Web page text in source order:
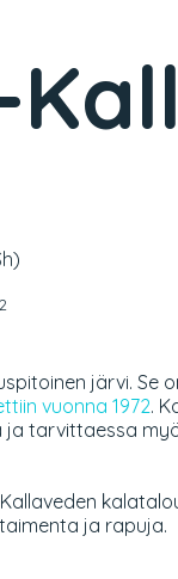
2
järvi. Se
vuonna 1972.
tarvittaessa
ja rapuja.